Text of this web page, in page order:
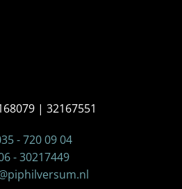
| 32167551
- 720 09 04
- 30217449